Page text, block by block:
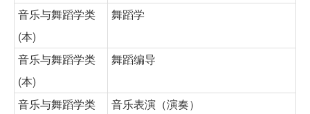
音乐与舞蹈学类
(本)
舞蹈学
音乐与舞蹈学类
(本)
舞蹈编导
音乐与舞蹈学类
音乐表演（演奏）